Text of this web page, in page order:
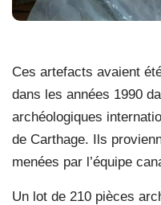
Ces artefacts avaient
dans les années 1990
archéologiques
de Carthage. Ils
menées par l’équipe
Un lot de 210 pièces